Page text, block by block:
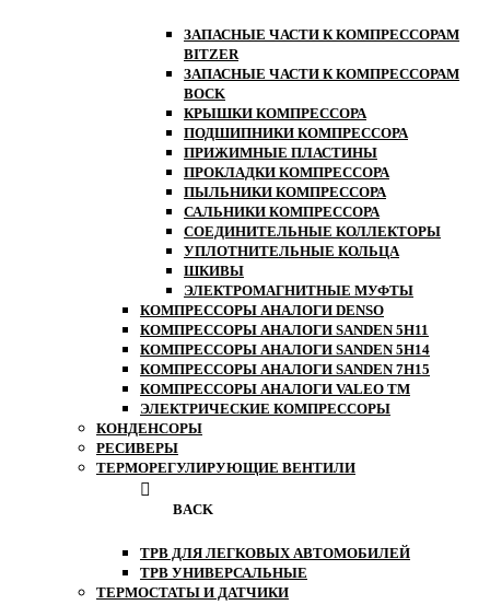
ЗАПАСНЫЕ ЧАСТИ К КОМПРЕССОРАМ
BITZER
ЗАПАСНЫЕ ЧАСТИ К КОМПРЕССОРАМ
BOCK
КРЫШКИ КОМПРЕССОРА
ПОДШИПНИКИ КОМПРЕССОРА
ПРИЖИМНЫЕ ПЛАСТИНЫ
ПРОКЛАДКИ КОМПРЕССОРА
ПЫЛЬНИКИ КОМПРЕССОРА
САЛЬНИКИ КОМПРЕССОРА
СОЕДИНИТЕЛЬНЫЕ КОЛЛЕКТОРЫ
УПЛОТНИТЕЛЬНЫЕ КОЛЬЦА
ШКИВЫ
ЭЛЕКТРОМАГНИТНЫЕ МУФТЫ
КОМПРЕССОРЫ АНАЛОГИ DENSO
КОМПРЕССОРЫ АНАЛОГИ SANDEN 5H11
КОМПРЕССОРЫ АНАЛОГИ SANDEN 5H14
КОМПРЕССОРЫ АНАЛОГИ SANDEN 7H15
КОМПРЕССОРЫ АНАЛОГИ VALEO ТМ
ЭЛЕКТРИЧЕСКИЕ КОМПРЕССОРЫ
КОНДЕНСОРЫ
РЕСИВЕРЫ
ТЕРМОРЕГУЛИРУЮЩИЕ ВЕНТИЛИ
BACK
ТРВ ДЛЯ ЛЕГКОВЫХ АВТОМОБИЛЕЙ
ТРВ УНИВЕРСАЛЬНЫЕ
ТЕРМОСТАТЫ И ДАТЧИКИ